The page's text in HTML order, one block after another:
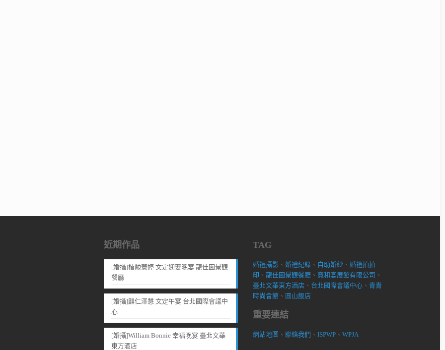
近期作品
[婚攝]楷勲薏婷 文定迎娶晚宴 龍佳園景觀
餐廳
[婚攝]麒仁澤慧 文定午宴 台北國際會議中
心
[婚攝]William Bonnie 幸福晚宴 臺北文華
東方酒店
TAG
婚禮攝影 、 婚禮紀錄 、 自助婚紗 、 婚禮拍拍
印 、 龍佳園景觀餐廳 、 寬和宴展館有限公司 、
臺北文華東方酒店 、 台北國際會議中心 、 青青
時尚會館 、 圓山飯店
重要連結
網站地圖 、 聯絡我們 、 ISPWP 、 WPJA